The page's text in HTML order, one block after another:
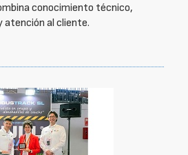
conocimiento técnico,
al cliente.